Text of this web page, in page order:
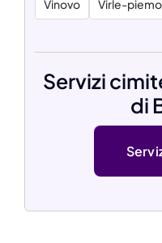
Vinovo Virle-
Servizi
di